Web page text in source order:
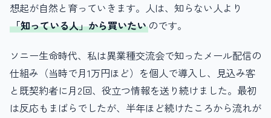
想起が自然と育っていきます。人は、知らない人より
「知っている人」から買いたいのです。
ソニー生命時代、私は異業種交流会で知ったメール配信の
仕組み（当時で月1万円ほど）を個人で導入し、見込み客
と既契約者に月2回、役立つ情報を送り続けました。最初
は反応もまばらでしたが、半年ほど続けたころから流れが